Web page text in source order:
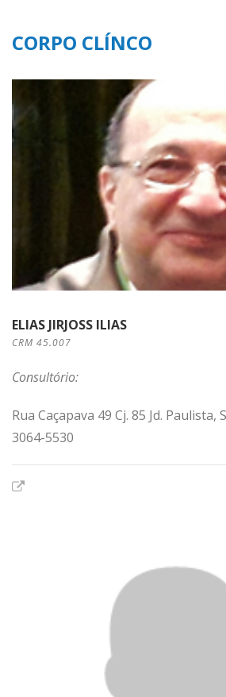
CORPO CLÍNCO
ELIAS JIRJOSS ILIAS
CRM 45.007
Consultório:
Rua Caçapava 49 Cj. 85 Jd. Paulista,
3064-5530